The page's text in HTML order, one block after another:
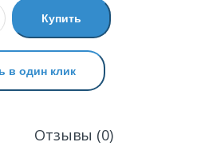
Купить
в один клик
Отзывы (0)